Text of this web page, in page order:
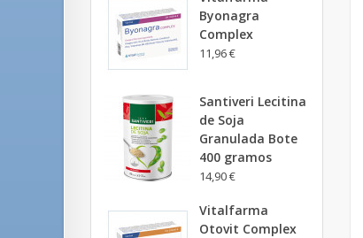
Byonagra
Complex
11,96 €
Santiveri Lecitina
de Soja
Granulada Bote
400 gramos
14,90 €
Vitalfarma
Otovit Complex